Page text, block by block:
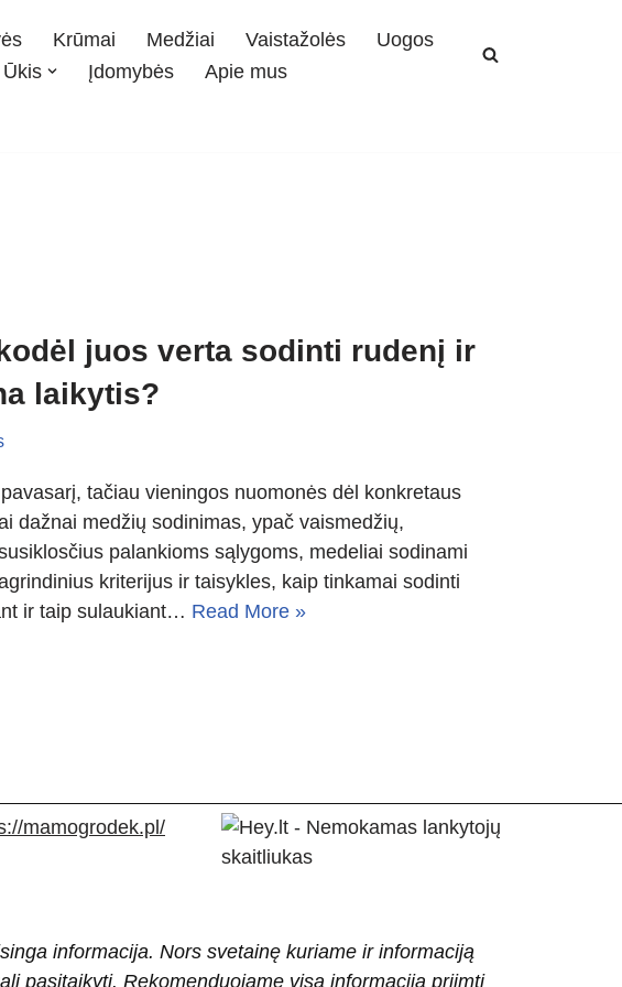
Krūmai Medžiai Vaistažolės
Uogos
Ūkis Įdomybės Apie mus
juos verta sodinti rudenį ir
laikytis?
tačiau vieningos nuomonės dėl konkretaus
dažnai medžių sodinimas, ypač vaismedžių,
palankioms sąlygoms, medeliai sodinami
kriterijus ir taisykles, kaip tinkamai sodinti
ir taip sulaukiant… Read More »
mamogrodek.pl/
informacija. Nors svetainę kuriame ir informaciją
pasitaikyti. Rekomenduojame visą informaciją priimti